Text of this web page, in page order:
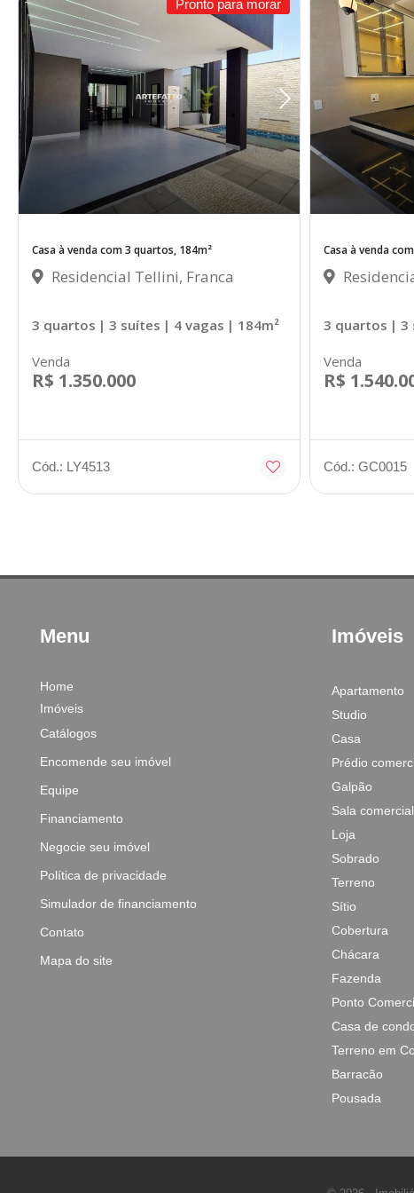
Pronto para morar
Casa à venda com 3 quartos, 184m²
Residencial Tellini, Franca
3 quartos | 3 suítes | 4 vagas | 184m²
Venda
R$ 1.350.000
Cód.: LY4513
Casa à venda
3 quartos | 3
Venda
R$
Cód.: GC0015
Menu
Home
Imóveis
Catálogos
Encomende seu imóvel
Equipe
Financiamento
Negocie seu imóvel
Política de privacidade
Simulador de financiamento
Contato
Mapa do site
Imóveis
Apartamento
Studio
Casa
Prédio
Galpão
Sala comercial
Loja
Sobrado
Terreno
Sítio
Cobertura
Chácara
Fazenda
Ponto
Casa de
Terreno em
Barracão
Pousada